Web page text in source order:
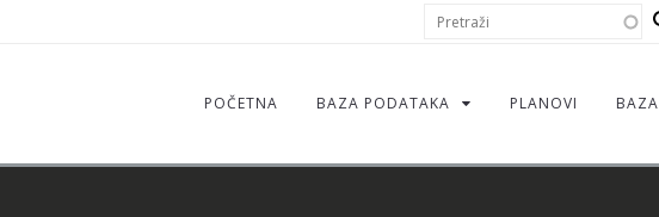
Search
form
POČETNA BAZA PODATAKA PLANOVI